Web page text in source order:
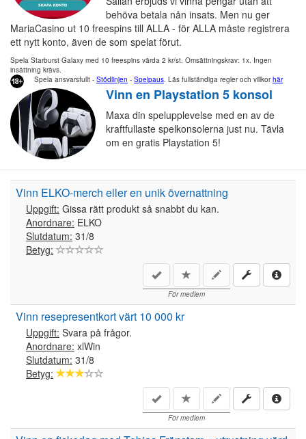
behöva betala nån insats. Men nu ger
MariaCasino ut 10 freespins till ALLA - för ALLA måste registrera
ett nytt konto, även de som spelat förut.
Spela Starburst Galaxy med 10 freespins värda 2 kr/st. Omsättningskrav: 1x. Ingen
insättning krävs.
Spela ansvarsfullt - Stödlinjen - Spelpaus. Läs fullständiga regler och villkorhär
Vinn en Playstation 5 konsol
Maxa din spelupplevelse med en av de
kraftfullaste spelkonsolerna just nu. Tävla
om en gratis Playstation 5!
Vinn ELKO-merch eller en unik övernattning
Uppgift: Gissa rätt produkt så snabbt du kan.
Anordnare: ELKO
Slutdatum: 31/8
Betyg:
För medlem
Vinn resepresentkort värt 10 000 kr
Uppgift: Svara på frågor.
Anordnare: xlWin
Slutdatum: 31/8
Betyg:
För medlem